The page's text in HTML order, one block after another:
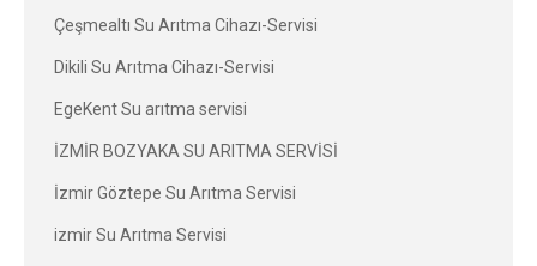
Çeşmealtı Su Arıtma Cihazı-Servisi
Dikili Su Arıtma Cihazı-Servisi
EgeKent Su arıtma servisi
İZMİR BOZYAKA SU ARITMA SERVİSİ
İzmir Göztepe Su Arıtma Servisi
izmir Su Arıtma Servisi